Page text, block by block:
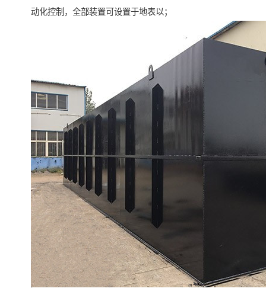
动化控制，全部装置可设置于地表以；